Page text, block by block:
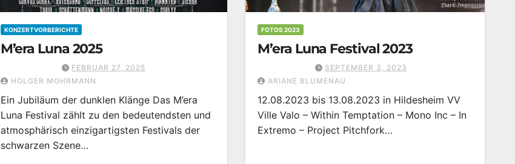
KONZERTVORBERICHTE
M’era Luna 2025
FEBRUAR 27, 2025
HOLGER MOHRMANN
Ein Jubiläum der dunklen Klänge Das M’era
Luna Festival zählt zu den bedeutendsten und
atmosphärisch einzigartigsten Festivals der
schwarzen Szene…
FOTOS 2023
M’era Luna Festival 2023
SEPTEMBER 3, 2023
ARIANE BLUMENAU
12.08.2023 bis 13.08.2023 in Hildesheim VV
Ville Valo – Within Temptation – Mono Inc – In
Extremo – Project Pitchfork…